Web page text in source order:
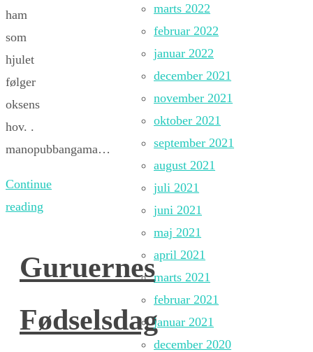
ham
som
hjulet
følger
oksens
hov. .
manopubbangama…
Continue
reading
Guruernes
Fødselsdag
marts 2022
februar 2022
januar 2022
december 2021
november 2021
oktober 2021
september 2021
august 2021
juli 2021
juni 2021
maj 2021
april 2021
marts 2021
februar 2021
januar 2021
december 2020